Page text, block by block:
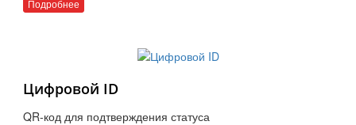
Подробнее
Цифровой ID
QR-код для подтверждения статуса